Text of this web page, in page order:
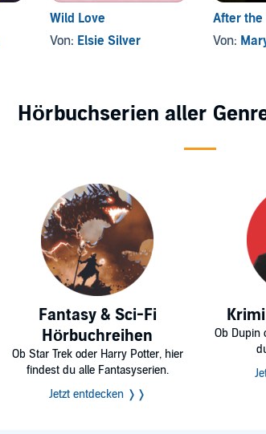
Wild Love
Von: Elsie Silver
After the
Von:
Hörbuchserien aller
Fantasy & Sci-Fi
Hörbuchreihen
Ob Star Trek oder Harry Potter, hier
findest du alle Fantasyserien.
Jetzt entdecken ❭❭
Ob Dupin